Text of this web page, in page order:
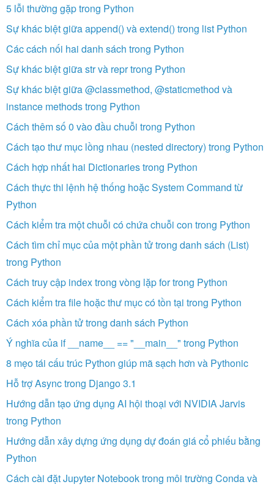
5 lỗi thường gặp trong Python
Sự khác biệt giữa append() và extend() trong list Python
Các cách nối hai danh sách trong Python
Sự khác biệt giữa str và repr trong Python
Sự khác biệt giữa @classmethod, @staticmethod và
instance methods trong Python
Cách thêm số 0 vào đầu chuỗi trong Python
Cách tạo thư mục lồng nhau (nested directory) trong Python
Cách hợp nhất hai Dictionaries trong Python
Cách thực thi lệnh hệ thống hoặc System Command từ
Python
Cách kiểm tra một chuỗi có chứa chuỗi con trong Python
Cách tìm chỉ mục của một phần tử trong danh sách (List)
trong Python
Cách truy cập index trong vòng lặp for trong Python
Cách kiểm tra file hoặc thư mục có tồn tại trong Python
Cách xóa phần tử trong danh sách Python
Ý nghĩa của if __name__ == "__main__" trong Python
8 mẹo tái cấu trúc Python giúp mã sạch hơn và Pythonic
Hỗ trợ Async trong Django 3.1
Hướng dẫn tạo ứng dụng AI hội thoại với NVIDIA Jarvis
trong Python
Hướng dẫn xây dựng ứng dụng dự đoán giá cổ phiếu bằng
Python
Cách cài đặt Jupyter Notebook trong môi trường Conda và